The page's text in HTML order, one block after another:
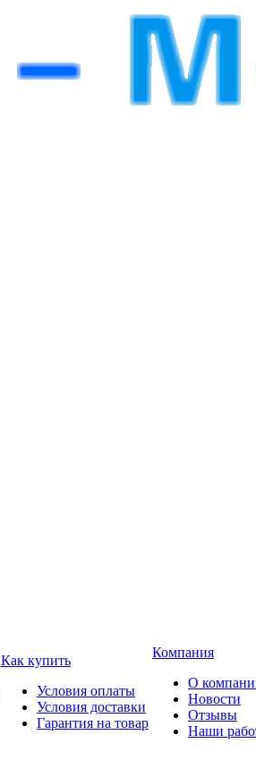
Как купить
Условия оплаты
Условия доставки
Гарантия на товар
Компания
О
Новости
Отзывы
Наши